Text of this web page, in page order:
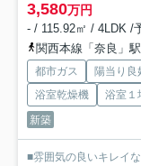
3,580万円
- / 115.92㎡ / 4LDK /
関西本線「奈良」
都市ガス 陽当り良
浴室乾燥機
浴室１
新築
■雰囲気の良いキレイ